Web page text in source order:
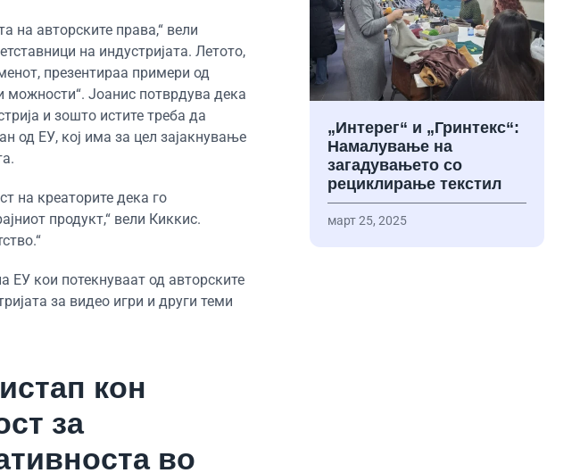
на авторските права,“ вели
на индустријата. Летото,
презентираа примери од
можности“. Јоанис потврдува дека
и зошто истите треба да
од ЕУ, кој има за цел зајакнување
на креаторите дека го
продукт,“ вели Киккис.
ЕУ кои потекнуваат од авторските
за видео игри и други теми
кон
за
во
„Интерег“ и „Гринтекс“:
Намалување на
загадувањето со
рециклирање текстил
март 25, 2025